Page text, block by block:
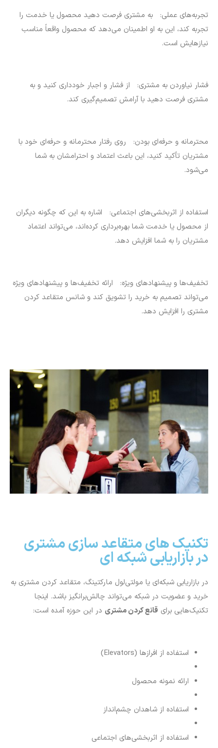
تجربه‌های عملی: به مشتری فرصت دهید محصول یا خدمت را
تجربه کند، این به او اطمینان می‌دهد که محصول واقعاً مناسب
نیازهایش است.
فشار نیاوردن به مشتری: از فشار و اجبار خودداری کنید و به
مشتری فرصت دهید با آرامش تصمیم‌گیری کند.
محترمانه و حرفه‌ای بودن: روی رفتار محترمانه و حرفه‌ای خود با
مشتریان تأکید کنید، این باعث اعتماد و احترامشان به شما
می‌شود.
استفاده از اثربخشی‌های اجتماعی: اشاره به این که چگونه دیگران
از محصول یا خدمت شما بهره‌برداری کرده‌اند، می‌تواند اعتماد
مشتریان را به شما افزایش دهد.
تخفیف‌ها و پیشنهادهای ویژه: ارائه تخفیف‌ها و پیشنهادهای ویژه
می‌تواند تصمیم به خرید را تشویق کند و شانس متقاعد کردن
مشتری را افزایش دهد.
تکنیک های متقاعد سازی مشتری
در بازاریابی شبکه ای
در بازاریابی شبکه‌ای یا مولتی‌لول مارکتینگ، متقاعد کردن مشتری به
خرید و عضویت در شبکه می‌تواند چالش‌برانگیز باشد. اینجا
تکنیک‌هایی برای قانع کردن مشتری در این حوزه آمده است:
استفاده از افرازها (Elevators)
ارائه نمونه محصول
استفاده از شاهدان چشم‌انداز
استفاده از اثربخشی‌های اجتماعی